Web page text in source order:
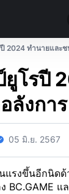
2024 ทำนายและช
โรปี
ลังการ
05 มิ.ย. 2567
แรงขึ้นอีกนิด
BC.GAME แ